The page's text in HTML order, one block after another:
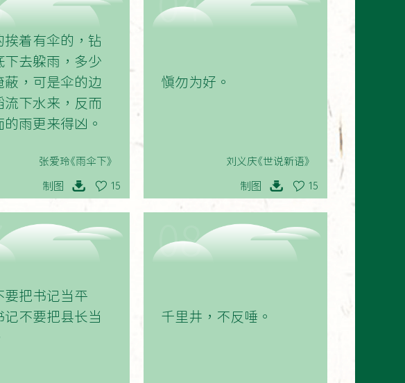
挨着有伞的，钻
下去躲雨，多少
蔽，可是伞的边
流下水来，反而
的雨更来得凶。
张爱玲《雨伞下》
制图 15
慎勿为好。
刘义庆《世说新语》
制图 15
要把书记当平
记不要把县长当
08
千里井，不反唾。